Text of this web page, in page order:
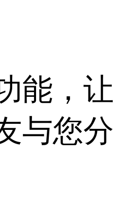
能，让
与您分